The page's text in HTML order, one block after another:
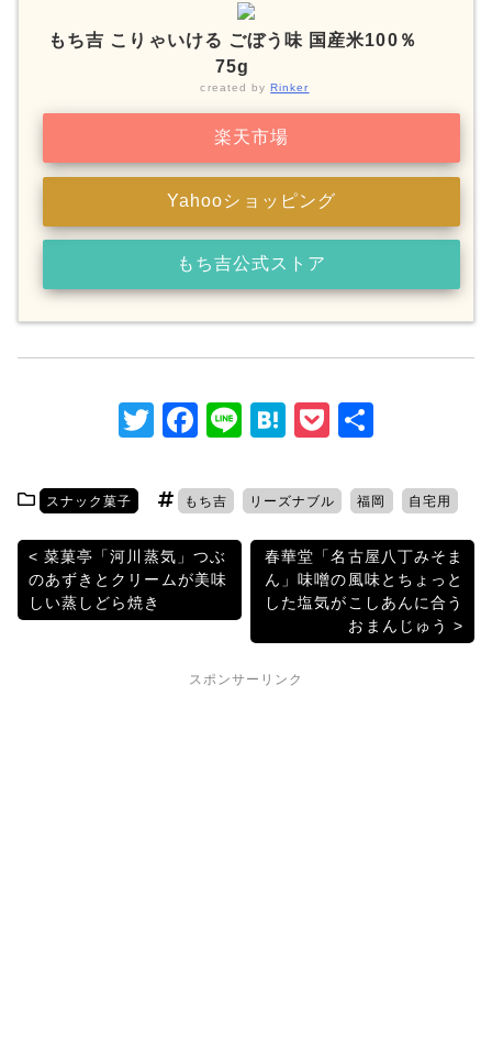
もち吉 こりゃいける ごぼう味 国産米100％
75g
created byRinker
楽天市場
Yahooショッピング
もち吉公式ストア
T
itt
er
F
c
e
b
o
o
k
Li
e
H
e
n
a
P
c
k
et
スナック菓子 もち吉 リーズナブル 福岡 自宅用
投
稿
菜菓亭「河川蒸気」つぶ
のあずきとクリームが美味
しい蒸しどら焼き
春華堂「名古屋八丁みそま
ん」味噌の風味とちょっと
した塩気がこしあんに合う
おまんじゅう
スポンサーリンク